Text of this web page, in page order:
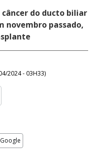
do ducto biliar
novembro passado,
2024 - 03H33)